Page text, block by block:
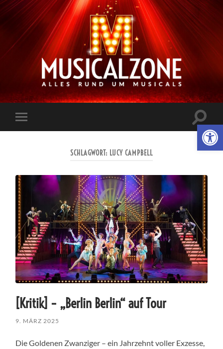
Musicalzone.de
Mobile-
Menü
ein-/
SCHLAGWORT: LUCY CAMPBELL
[Kritik] – „Berlin Berlin“ auf Tour
9. MÄRZ 2025
Die Goldenen Zwanziger – ein Jahrzehnt voller Exzesse,